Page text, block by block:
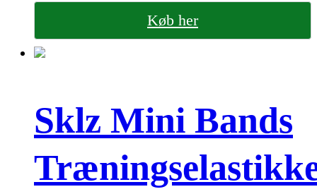
Køb her
Sklz Mini Bands